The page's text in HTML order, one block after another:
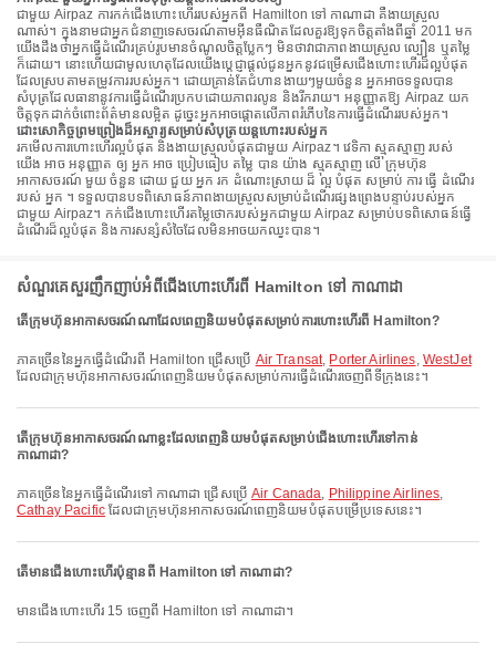
ជាមួយ Airpaz ការកក់ជើងហោះហើររបស់អ្នកពី Hamilton ទៅ កាណាដា គឺងាយស្រួល
ណាស់។ ក្នុងនាមជាអ្នកជំនាញទេសចរណ៍តាមអ៊ីនធឺណិតដែលគួរឱ្យទុកចិត្តតាំងពីឆ្នាំ 2011 មក
យើងដឹងថាអ្នកធ្វើដំណើរគ្រប់រូបមានចំណូលចិត្តប្លែកៗ មិនថាវាជាភាពងាយស្រួល ល្បឿន ឬតម្លៃ
ក៏ដោយ។ នោះហើយជាមូលហេតុដែលយើងប្តេជ្ញាផ្តល់ជូនអ្នកនូវជម្រើសជើងហោះហើរដ៏ល្អបំផុត
ដែលស្របតាមតម្រូវការរបស់អ្នក។ ដោយគ្រាន់តែជំហានងាយៗមួយចំនួន អ្នកអាចទទួលបាន
សំបុត្រដែលធានានូវការធ្វើដំណើរប្រកបដោយភាពរលូន និងរីករាយ។ អនុញ្ញាតឱ្យ Airpaz យក
ចិត្តទុកដាក់ចំពោះព័ត៌មានលម្អិត ដូច្នេះអ្នកអាចផ្តោតលើភាពរំភើបនៃការធ្វើដំណើររបស់អ្នក។
ដោះសោកិច្ចព្រមព្រៀងដ៏អស្ចារ្យសម្រាប់សំបុត្រយន្តហោះរបស់អ្នក
រកមើលការហោះហើរល្អបំផុត និងងាយស្រួលបំផុតជាមួយ Airpaz។ វេទិកា ស្មុគស្មាញ របស់
យើង អាច អនុញ្ញាត ឲ្យ អ្នក អាច ប្រៀបធៀប តម្លៃ បាន យ៉ាង ស្មុគស្មាញ លើ ក្រុមហ៊ុន
អាកាសចរណ៍ មួយ ចំនួន ដោយ ជួយ អ្នក រក ដំណោះស្រាយ ដ៏ ល្អ បំផុត សម្រាប់ ការ ធ្វើ ដំណើរ
របស់ អ្នក ។ ទទួលបានបទពិសោធន៍ភាពងាយស្រួលសម្រាប់ដំណើរផ្សងព្រេងបន្ទាប់របស់អ្នក
ជាមួយ Airpaz។ កក់ជើងហោះហើរតម្លៃថោករបស់អ្នកជាមួយ Airpaz សម្រាប់បទពិសោធន៍ធ្វើ
ដំណើរដ៏ល្អបំផុត និងការសន្សំសំចៃដែលមិនអាចយកឈ្នះបាន។
សំណួរគេសួរញឹកញាប់អំពីជើងហោះហើរពី Hamilton ទៅ កាណាដា
តើក្រុមហ៊ុនអាកាសចរណ៍ណាដែលពេញនិយមបំផុតសម្រាប់ការហោះហើរពី Hamilton?
ភាគច្រើននៃអ្នកធ្វើដំណើរពី Hamilton ជ្រើសប្រើ Air Transat, Porter Airlines, WestJet
ដែលជាក្រុមហ៊ុនអាកាសចរណ៍ពេញនិយមបំផុតសម្រាប់ការធ្វើដំណើរចេញពីទីក្រុងនេះ។
តើក្រុមហ៊ុនអាកាសចរណ៍ណាខ្លះដែលពេញនិយមបំផុតសម្រាប់ជើងហោះហើរទៅកាន់
កាណាដា?
ភាគច្រើននៃអ្នកធ្វើដំណើរទៅ កាណាដា ជ្រើសប្រើ Air Canada, Philippine Airlines,
Cathay Pacificដែលជាក្រុមហ៊ុនអាកាសចរណ៍ពេញនិយមបំផុតបម្រើប្រទេសនេះ។
តើមានជើងហោះហើរប៉ុន្មានពី Hamilton ទៅ កាណាដា?
មានជើងហោះហើរ 15 ចេញពី Hamilton ទៅ កាណាដា។